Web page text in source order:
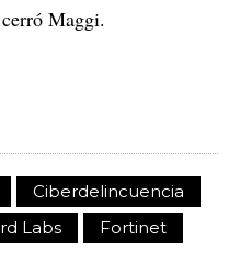
Maggi.
Ciberdelincuencia
Labs
Fortinet